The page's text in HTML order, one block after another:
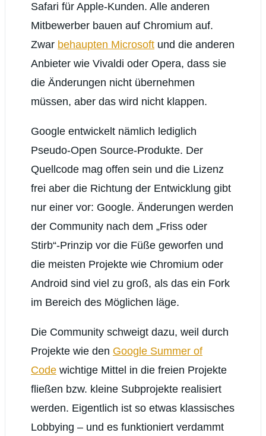
Safari für Apple-Kunden. Alle anderen
Mitbewerber bauen auf Chromium auf.
Zwar behaupten Microsoft und die anderen
Anbieter wie Vivaldi oder Opera, dass sie
die Änderungen nicht übernehmen
müssen, aber das wird nicht klappen.
Google entwickelt nämlich lediglich
Pseudo-Open Source-Produkte. Der
Quellcode mag offen sein und die Lizenz
frei aber die Richtung der Entwicklung gibt
nur einer vor: Google. Änderungen werden
der Community nach dem „Friss oder
Stirb“-Prinzip vor die Füße geworfen und
die meisten Projekte wie Chromium oder
Android sind viel zu groß, als das ein Fork
im Bereich des Möglichen läge.
Die Community schweigt dazu, weil durch
Projekte wie den Google Summer of
Code wichtige Mittel in die freien Projekte
fließen bzw. kleine Subprojekte realisiert
werden. Eigentlich ist so etwas klassisches
Lobbying – und es funktioniert verdammt